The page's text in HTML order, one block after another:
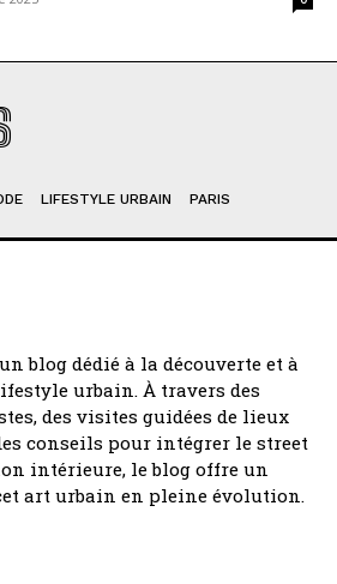
LIFESTYLE URBAIN PARIS
blog dédié à la découverte et à
urbain. À travers des
des visites guidées de lieux
conseils pour intégrer le street
intérieure, le blog offre un
art urbain en pleine évolution.